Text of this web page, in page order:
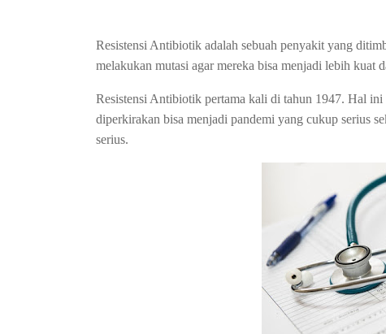
Resistensi Antibiotik adalah sebuah penyakit yang
melakukan mutasi agar mereka bisa menjadi lebih kuat
Resistensi Antibiotik pertama kali di tahun 1947. Hal
diperkirakan bisa menjadi pandemi yang cukup serius
serius.